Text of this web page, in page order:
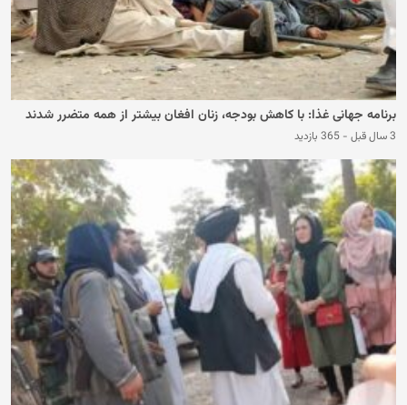
برنامه جهانی غذا: با کاهش بودجه، زنان افغان بیشتر از همه متضرر شدند
3 سال قبل - 365 بازدید